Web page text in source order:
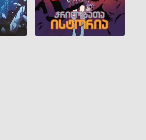
RUS GEO ENG RUS